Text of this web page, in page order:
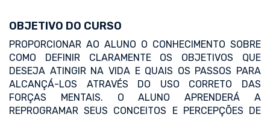
OBJETIVO DO CURSO
PROPORCIONAR AO ALUNO O CONHECIMENTO SOBRE
COMO DEFINIR CLARAMENTE OS OBJETIVOS QUE
DESEJA ATINGIR NA VIDA E QUAIS OS PASSOS PARA
ALCANÇÁ-LOS ATRAVÉS DO USO CORRETO DAS
FORÇAS MENTAIS. O ALUNO APRENDERÁ A
REPROGRAMAR SEUS CONCEITOS E PERCEPÇÕES DE